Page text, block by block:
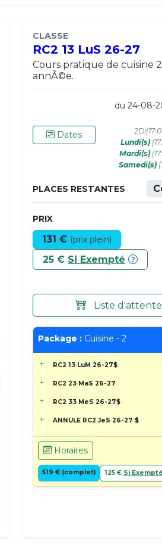
CLASSE
RC2 13 LuS 26-27
Cours pratique de cuisine
annÃ©e.
Dates
du 24-08-
Lundi(s)
Mardi(s)
Samedi(s)
PLACES RESTANTES
PRIX
131 € (prix plein)
25 € Si Exempté
Liste d'attente
Package : Cuisine - 2
RC2 13 LuM 26-27$
RC2 23 MaS 26-27
RC2 33 MeS 26-27$
ANNULE RC2 JeS 26-27 $
Horaires
519 € (complet) 125 € Si Exempté